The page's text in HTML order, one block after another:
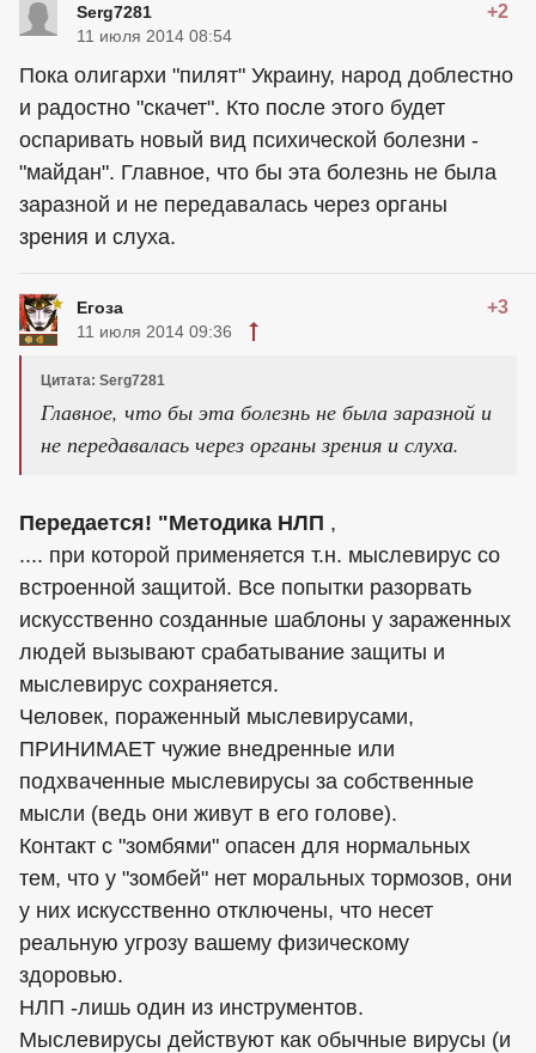
Serg7281 +2
11 июля 2014 08:54
Пока олигархи "пилят" Украину, народ доблестно
и радостно "скачет". Кто после этого будет
оспаривать новый вид психической болезни -
"майдан". Главное, что бы эта болезнь не была
заразной и не передавалась через органы
зрения и слуха.
Егоза +3
11 июля 2014 09:36
Цитата: Serg7281
Главное, что бы эта болезнь не была заразной и
не передавалась через органы зрения и слуха.
Передается! "Методика НЛП ,
.... при которой применяется т.н. мыслевирус со
встроенной защитой. Все попытки разорвать
искусственно созданные шаблоны у зараженных
людей вызывают срабатывание защиты и
мыслевирус сохраняется.
Человек, пораженный мыслевирусами,
ПРИНИМАЕТ чужие внедренные или
подхваченные мыслевирусы за собственные
мысли (ведь они живут в его голове).
Контакт с "зомбями" опасен для нормальных
тем, что у "зомбей" нет моральных тормозов, они
у них искусственно отключены, что несет
реальную угрозу вашему физическому
здоровью.
НЛП -лишь один из инструментов.
Мыслевирусы действуют как обычные вирусы (и